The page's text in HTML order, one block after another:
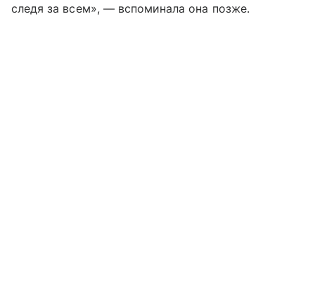
следя за всем», — вспоминала она позже.